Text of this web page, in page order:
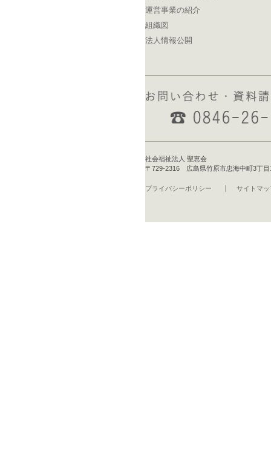
運営事業の紹介
組織図
法人情報公開
社会福祉法人 聖恵会
〒729-2316 広島県竹原市忠海中町3丁
プライバシーポリシー サイトマッ